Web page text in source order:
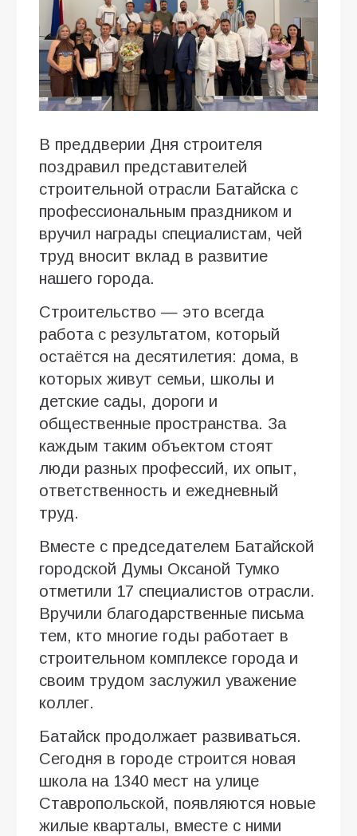
В преддверии Дня строителя
поздравил представителей
строительной отрасли Батайска с
профессиональным праздником и
вручил награды специалистам, чей
труд вносит вклад в развитие
нашего города.
Строительство — это всегда
работа с результатом, который
остаётся на десятилетия: дома, в
которых живут семьи, школы и
детские сады, дороги и
общественные пространства. За
каждым таким объектом стоят
люди разных профессий, их опыт,
ответственность и ежедневный
труд.
Вместе с председателем Батайской
городской Думы Оксаной Тумко
отметили 17 специалистов отрасли.
Вручили благодарственные письма
тем, кто многие годы работает в
строительном комплексе города и
своим трудом заслужил уважение
коллег.
Батайск продолжает развиваться.
Сегодня в городе строится новая
школа на 1340 мест на улице
Ставропольской, появляются новые
жилые кварталы, вместе с ними